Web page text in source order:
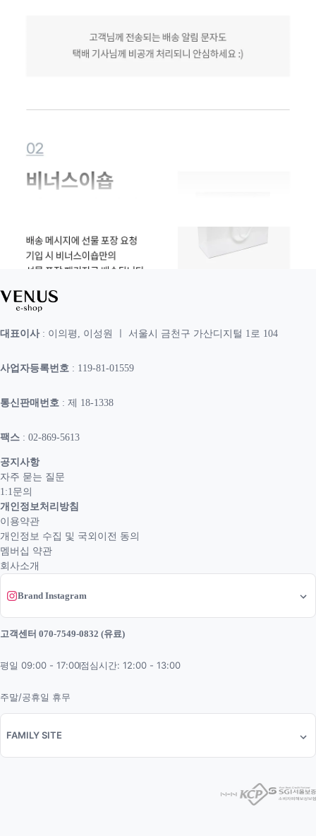
대표이사: 이의평, 이성원 ㅣ 서울시 금천구 가산디지털 1로 104
사업자등록번호 : 119-81-01559
통신판매번호 : 제 18-1338
팩스 : 02-869-5613
공지사항
자주 묻는 질문
1:1문의
개인정보처리방침
이용약관
개인정보 수집 및 국외이전 동의
멤버십 약관
회사소개
Brand Instagram
고객센터 070-7549-0832 (유료)
평일 09:00 - 17:00점심시간: 12:00 - 13:00
주말/공휴일 휴무
FAMILY SITE